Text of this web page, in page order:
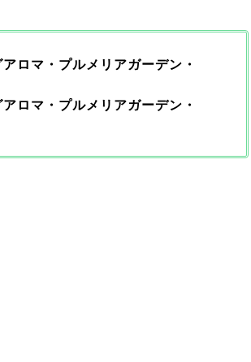
ロマ・プルメリアガーデン・
ロマ・プルメリアガーデン・